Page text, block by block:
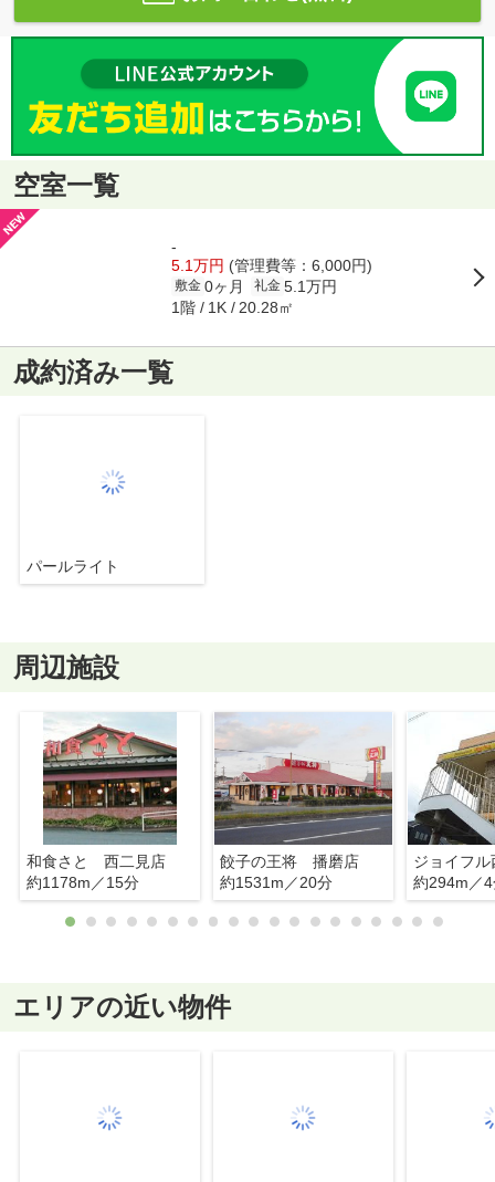
空室一覧
-
5.1万円 (管理費等：6,000円)
敷金 0ヶ月 礼金 5.1万円
1階 1K 20.28㎡
成約済み一覧
パールライト
周辺施設
和食さと 西二見店
約1178m／15分
餃子の王将 播磨店
約1531m／20分
ジョイフル
約294m／
エリアの近い物件